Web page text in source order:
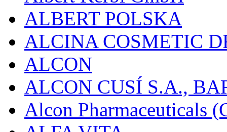
ALBERT POLSKA
ALCINA COSMETIC
ALCON
ALCON CUSÍ S.A.,
Alcon Pharmaceuticals